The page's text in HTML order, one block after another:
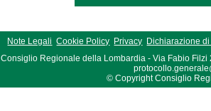
Note Legali Cookie Policy Privacy Dichiarazione
Consiglio Regionale della Lombardia - Via Fabio Filzi
© Copyright Consiglio